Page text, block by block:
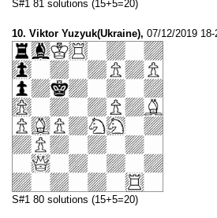
S#1 81 solutions (15+5=20)
10. Viktor Yuzyuk(Ukraine), 07/12/2019 18-
S#1 80 solutions (15+5=20)